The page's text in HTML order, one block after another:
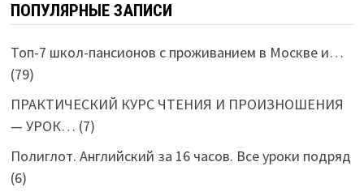
ПОПУЛЯРНЫЕ ЗАПИСИ
Топ-7 школ-пансионов с проживанием в Москве и…
(79)
ПРАКТИЧЕСКИЙ КУРС ЧТЕНИЯ И ПРОИЗНОШЕНИЯ
— УРОК… (7)
Полиглот. Английский за 16 часов. Все уроки подряд
(6)